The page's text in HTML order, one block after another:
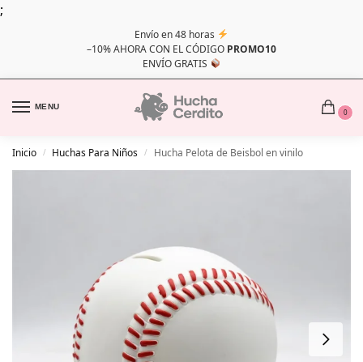
;
Envío en 48 horas
–10% AHORA CON EL CÓDIGO PROMO10
ENVÍO GRATIS
MENU
0
Inicio / Huchas Para Niños / Hucha Pelota de Beisbol en vinilo